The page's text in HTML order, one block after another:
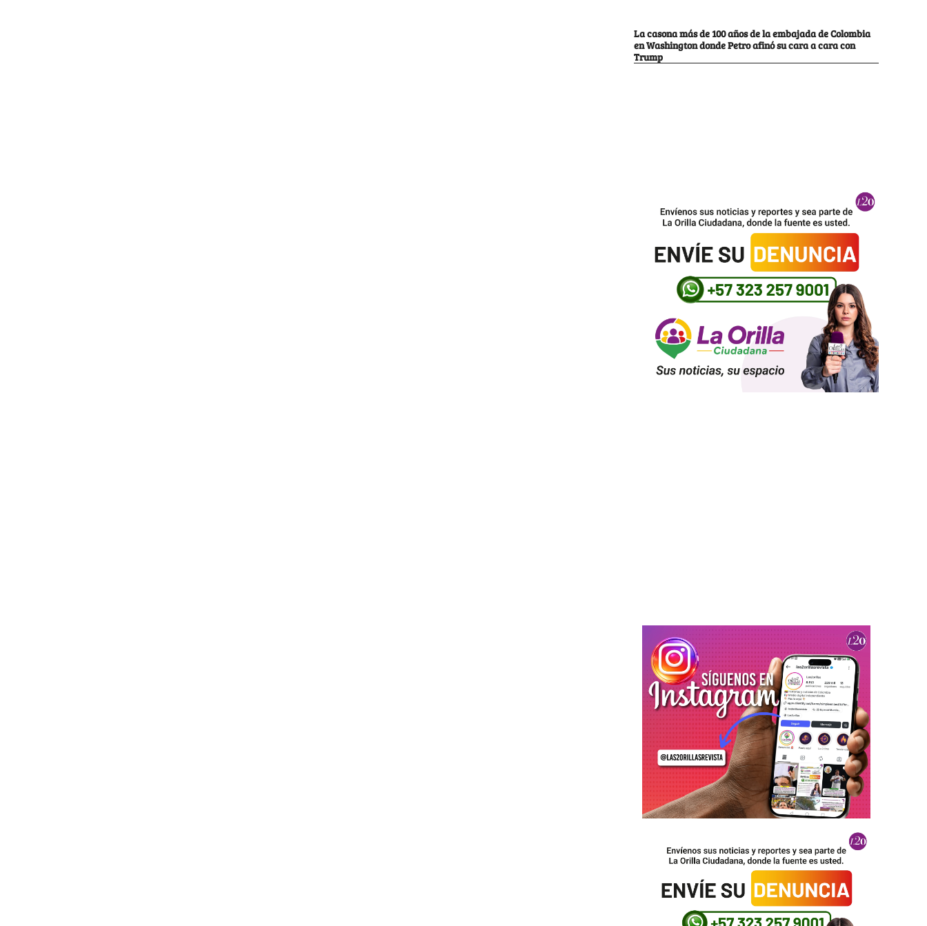
La casona más de 100 años de la embajada de Colombia
en Washington donde Petro afinó su cara a cara con
Trump